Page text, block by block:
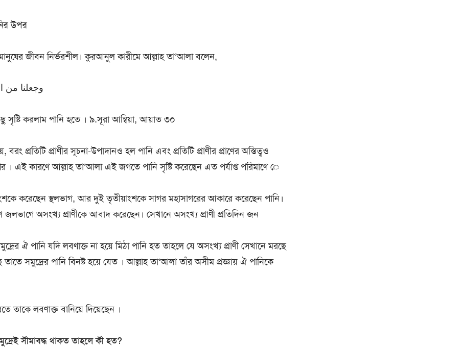
উপর
জীবন নির্ভরশীল। কুরআনুল কারীমে আল্লাহ তা’আলা বলেন,
وجعلنا
সৃষ্টি করলাম পানি হতে । ৯.সূরা আম্বিয়া, আয়াত ৩০
প্রতিটি প্রাণীর সূচনা-উপাদানও হল পানি এবং প্রতিটি প্রাণীর প্রাণের অস্তিত্বও
। এই কারণে আল্লাহ তা’আলা এই জগতে পানি সৃষ্টি করেছেন এত পর্যাপ্ত পরিমাণে ে
করেছেন স্থলভাগ, আর দুই তৃতীয়াংশকে সাগর মহাসাগরের আকারে করেছেন পানি।
অসংখ্য প্রাণীকে আবাদ করেছেন। সেখানে অসংখ্য প্রাণী প্রতিদিন জন
ঐ পানি যদি লবণাক্ত না হয়ে মিঠা পানি হত তাহলে যে অসংখ্য প্রাণী সেখানে মরছে
সমুদ্রের পানি বিনষ্ট হয়ে যেত । আল্লাহ তা’আলা তাঁর অসীম প্রজ্ঞায় ঐ পানিকে
তাকে লবণাক্ত বানিয়ে দিয়েছেন ।
সীমাবদ্ধ থাকত তাহলে কী হত?